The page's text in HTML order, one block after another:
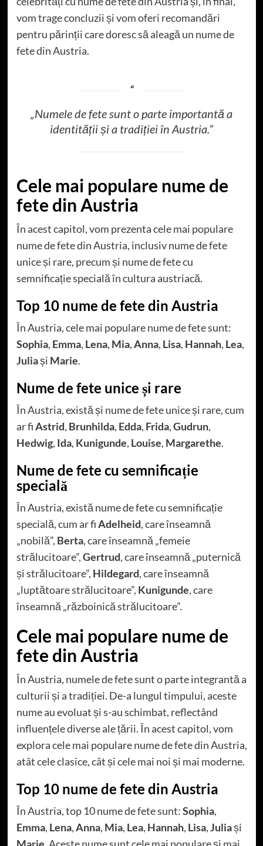
vom trage concluzii și vom oferi recomandări
pentru părinții care doresc să aleagă un nume de
fete din Austria.
„Numele de fete sunt o parte importantă a
identității și a tradiției în Austria.”
Cele mai populare nume de
fete din Austria
În acest capitol, vom prezenta cele mai populare
nume de fete din Austria, inclusiv nume de fete
unice și rare, precum și nume de fete cu
semnificație specială în cultura austriacă.
Top 10 nume de fete din Austria
În Austria, cele mai populare nume de fete sunt:
Sophia, Emma, Lena, Mia,Anna, Lisa, Hannah, Lea,
Juliași Marie.
Nume de fete unice și rare
În Austria, există și nume de fete unice și rare, cum
ar fiAstrid, Brunhilda, Edda, Frida,Gudrun,
Hedwig, Ida, Kunigunde, Louise, Margarethe.
Nume de fete cu semnificație
specială
În Austria, există nume de fete cu semnificație
specială, cum ar fiAdelheid, care înseamnă
„nobilă”, Berta, care înseamnă „femeie
strălucitoare”,Gertrud, care înseamnă „puternică
și strălucitoare”, Hildegard, care înseamnă
„luptătoare strălucitoare”, Kunigunde, care
înseamnă „războinică strălucitoare”.
Cele mai populare nume de
fete din Austria
În Austria, numele de fete sunt o parte integrantă a
culturii și a tradiției. De-a lungul timpului, aceste
nume au evoluat și s-au schimbat, reflectând
influențele diverse ale țării. În acest capitol, vom
explora cele mai populare nume de fete din Austria,
atât cele clasice, cât și cele mai noi și mai moderne.
Top 10 nume de fete din Austria
În Austria, top 10 nume de fete sunt:Sophia,
Emma, Lena,Anna, Mia, Lea, Hannah, Lisa,Juliași